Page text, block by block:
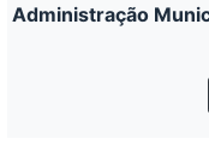
Administração